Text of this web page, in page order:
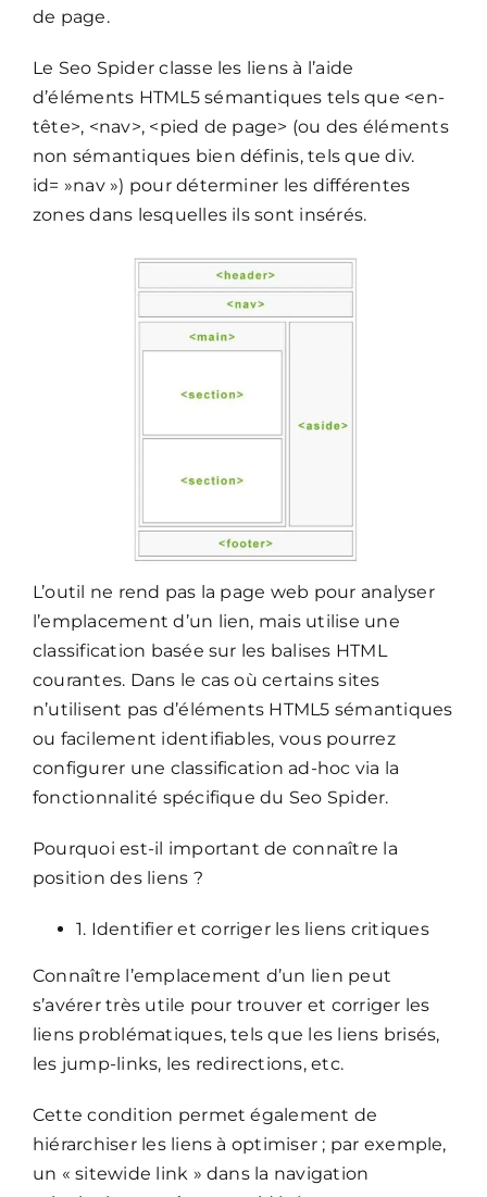
de page.
Le Seo Spider classe les liens à l’aide
d’éléments HTML5 sémantiques tels que <en-
tête>, <nav>, <pied de page> (ou des éléments
non sémantiques bien définis, tels que div.
id= »nav ») pour déterminer les différentes
zones dans lesquelles ils sont insérés.
L’outil ne rend pas la page web pour analyser
l’emplacement d’un lien, mais utilise une
classification basée sur les balises HTML
courantes. Dans le cas où certains sites
n’utilisent pas d’éléments HTML5 sémantiques
ou facilement identifiables, vous pourrez
configurer une classification ad-hoc via la
fonctionnalité spécifique du Seo Spider.
Pourquoi est-il important de connaître la
position des liens ?
1. Identifier et corriger les liens critiques
Connaître l’emplacement d’un lien peut
s’avérer très utile pour trouver et corriger les
liens problématiques, tels que les liens brisés,
les jump-links, les redirections, etc.
Cette condition permet également de
hiérarchiser les liens à optimiser ; par exemple,
un « sitewide link » dans la navigation